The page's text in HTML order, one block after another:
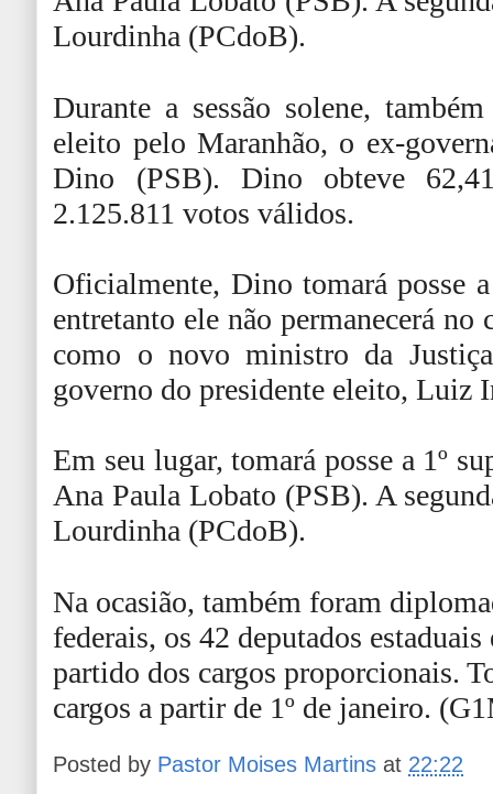
Lourdinha (PCdoB).
Durante a sessão solene,
eleito pelo Maranhão, o ex-
Dino (PSB). Dino obteve
2.125.811 votos válidos.
Oficialmente, Dino tomará posse
entretanto ele não permanecerá
como o novo ministro da
governo do presidente eleito, Luiz
Em seu lugar, tomará posse a 1º
Ana Paula Lobato (PSB). A
Lourdinha (PCdoB).
Na ocasião, também foram
federais, os 42 deputados
partido dos cargos proporcionais.
cargos a partir de 1º de janeiro.
Posted by Pastor Moises Martins at 22:22